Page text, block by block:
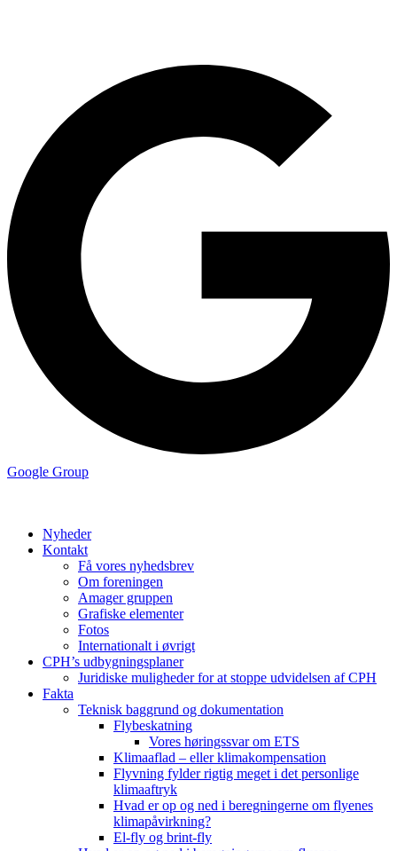
Google Group
Nyheder
Kontakt
Få vores nyhedsbrev
Om foreningen
Amager gruppen
Grafiske elementer
Fotos
Internationalt i øvrigt
CPH’s udbygningsplaner
Juridiske muligheder for at stoppe udvidelsen af CPH
Fakta
Teknisk baggrund og dokumentation
Flybeskatning
Vores høringssvar om ETS
Klimaaflad – eller klimakompensation
Flyvning fylder rigtig meget i det personlige
klimaaftryk
Hvad er op og ned i beregningerne om flyenes
klimapåvirkning?
El-fly og brint-fly